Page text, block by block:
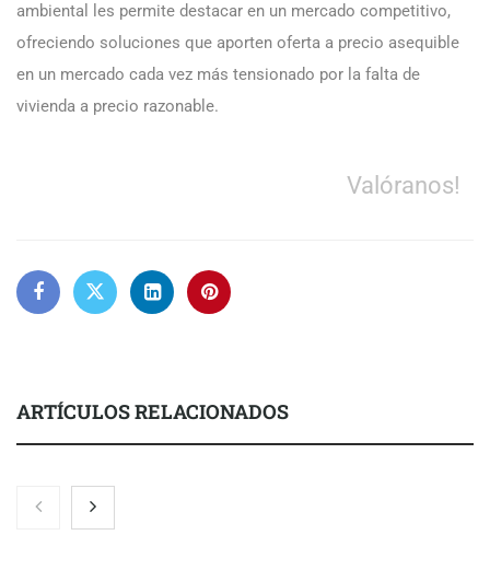
ambiental les permite destacar en un mercado competitivo,
ofreciendo soluciones que aporten oferta a precio asequible
en un mercado cada vez más tensionado por la falta de
vivienda a precio razonable.
Valóranos!
ARTÍCULOS RELACIONADOS
Gestoría Online reduce a unas horas el alta de autónomo